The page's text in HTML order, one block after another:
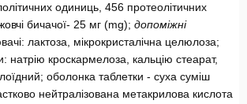
одиниць, 456 протеолітичних
бичачої- 25 мг (mg); допоміжні
лактоза, мікрокристалічна целюлоза;
натрію кроскармелоза, кальцію стеарат,
оболонка таблетки - суха суміш
нейтралізована метакрилова кислота